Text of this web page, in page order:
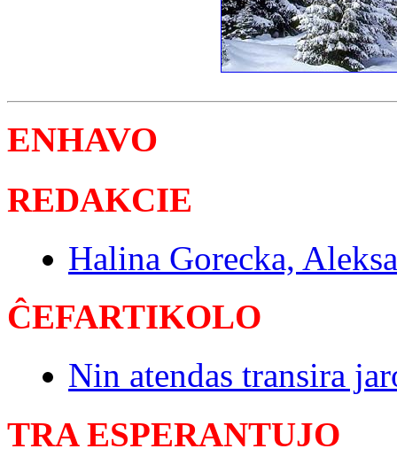
ENHAVO
REDAKCIE
Halina Gorecka,
ĈEFARTIKOLO
Nin atendas transira
TRA ESPERANTUJO